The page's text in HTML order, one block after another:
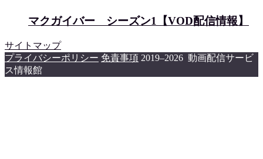
マクガイバー シーズン1【VOD配信情報】
サイトマップ
プライバシーポリシー 免責事項 2019–2026 動画配信サービ
ス情報館